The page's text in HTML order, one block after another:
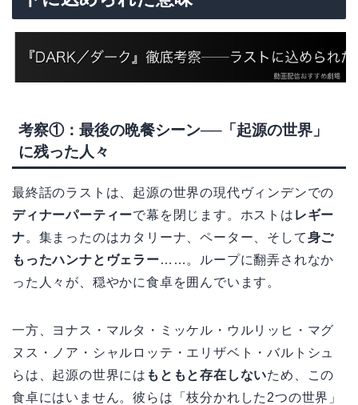
考察①：最後の晩餐シーン──「起源の世界」
に残った人々
最終話のラストは、起源の世界の現代ヴィンデンでの
ディナーパーティーで幕を閉じます。ホストは レギー
ナ。集まったのはカタリーナ、ペーター、そして身ご
もったハンナとヴェラー……。ループに翻弄されなか
った人々が、穏やかに食卓を囲んでいます。
一方、ヨナス・マルタ・ミッケル・ウルリッヒ・マグ
ヌス・ノア・シャルロッテ・エリザベト・バルトシュ
らは、起源の世界には もともと存在しないため、この
食卓にはいません。彼らは「枝分かれした2つの世界」